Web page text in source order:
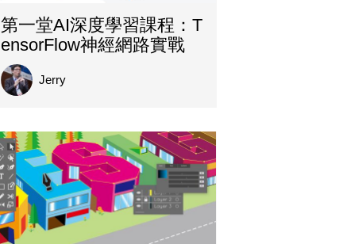
第一堂AI深度學習課程：T
ensorFlow神經網路實戰
Jerry